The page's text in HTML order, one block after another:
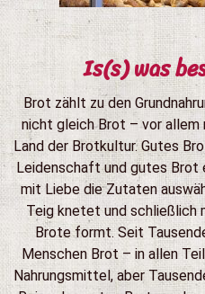
Is(s) was
Brot zählt zu den
nicht gleich Brot – vor allem
Land der Brotkultur. Gutes
Leidenschaft und gutes Brot
mit Liebe die Zutaten
Teig knetet und
Brote formt. Seit
Menschen Brot – in allen
Nahrungsmittel, aber